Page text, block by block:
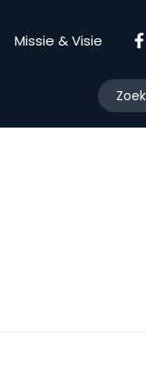
Missie & Visie